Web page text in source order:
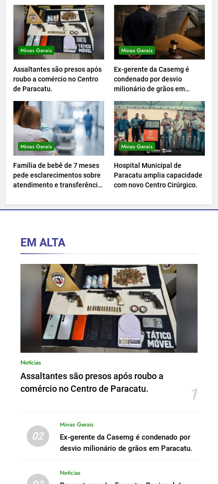
Minas Gerais
Assaltantes são presos após
roubo a comércio no Centro
de Paracatu.
Minas Gerais
Ex-gerente da Casemg é
condenado por desvio
milionário de grãos em
Minas Gerais
Família de bebê de 7 meses
pede esclarecimentos sobre
atendimento e transferência
Minas Gerais
Hospital Municipal de
Paracatu amplia capacidade
com novo Centro Cirúrgico.
EM ALTA
Notícias
Assaltantes são presos após roubo a
comércio no Centro de Paracatu.
1
02
Minas Gerais
Ex-gerente da Casemg é condenado por
desvio milionário de grãos em Paracatu.
Notícias